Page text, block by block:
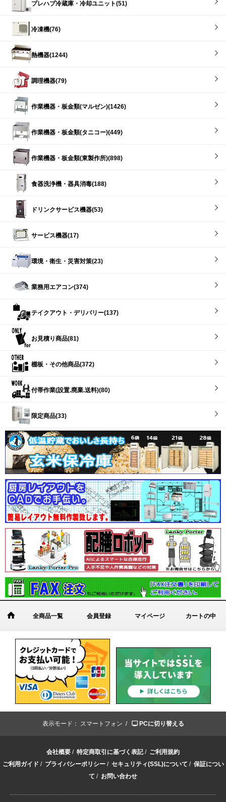
プレハブ冷蔵庫・冷却ユニット(51)
冷凍機(76)
熱機器(1244)
調理機器(79)
作業機器・板金類(マルゼン)(1426)
作業機器・板金類(タニコー)(449)
作業機器・板金類(東製作所)(898)
食器洗浄機・器具消毒(188)
ドリンクサービス機器(53)
サービス機器(17)
環境・衛生・災害対策(23)
業務用エアコン(374)
テイクアウト・デリバリー(137)
お見積り商品(81)
棚板・その他商品(372)
付帯作業(設置.廃棄.送料)(80)
限定商品(33)
全商品一覧 会員登録 マイページ カートの中
表示モード： スマートフォン / PCに切り替える
会社概要 / 特定商取引に基づく表記/ ご利用規約
ご利用ガイド / プライバシーポリシー/ セキュリティ(SSL)について / 保証につい
て / お問い合わせ